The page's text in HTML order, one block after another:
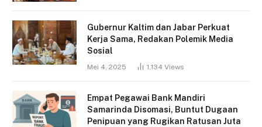
Gubernur Kaltim dan Jabar Perkuat
Kerja Sama, Redakan Polemik Media
Sosial
Mei 4, 2025 1,134 Views
Empat Pegawai Bank Mandiri
Samarinda Disomasi, Buntut Dugaan
Penipuan yang Rugikan Ratusan Juta